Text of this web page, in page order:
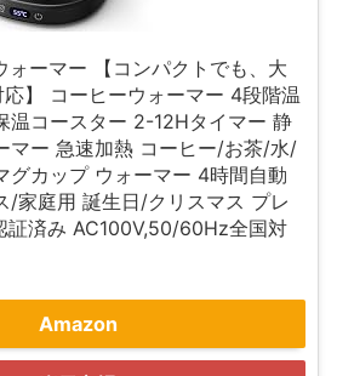
ォーマー 【コンパクトでも、大
】 コーヒーウォーマー 4段階温
コースター 2-12Hタイマー 静
マー 急速加熱 コーヒー/お茶/水/
グカップ ウォーマー 4時間自動
/家庭用 誕生日/クリスマス プレ
証済み AC100V,50/60Hz全国対
Amazon